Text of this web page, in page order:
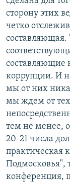
сторону этих
четко
составляющие
коррупции. И
мы от них
мы ждем от
тем не менее,
20-21 числа
практическая
Подмосковья",
конференция,